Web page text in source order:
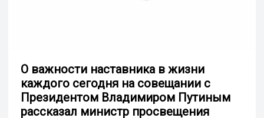
О важности наставника в жизни
каждого сегодня на совещании с
Президентом Владимиром Путиным
рассказал министр просвещения